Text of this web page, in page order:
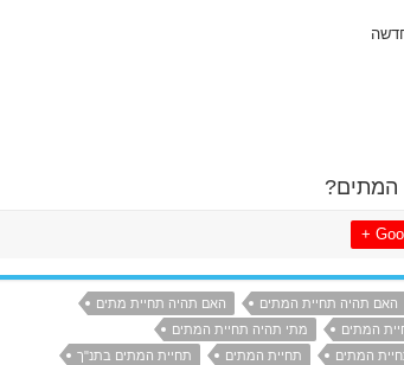
המתים?
האם תהיה תחיית המתים
האם תהיה תחיית מתים
המתים
מתי תהיה תחיית המתים
המתים תחיית המתים
תחיית המתים בתנ"ך